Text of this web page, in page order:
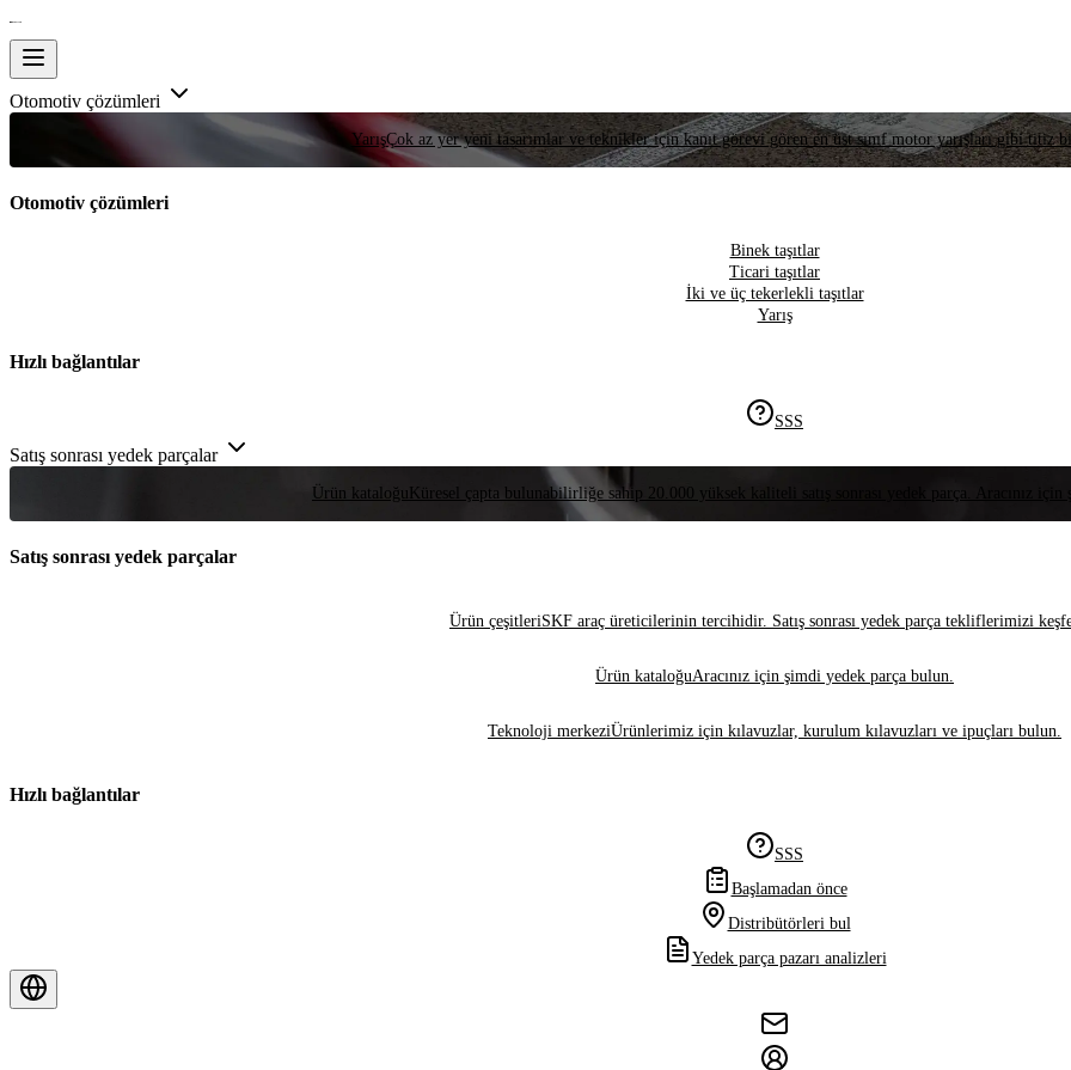
Otomotiv çözümleri
YarışÇok az yer yeni tasarımlar ve teknikler için kanıt görevi gören en üst sınıf motor yarışları gibi titiz
Otomotiv çözümleri
Binek taşıtlar
Ticari taşıtlar
İki ve üç tekerlekli taşıtlar
Yarış
Hızlı bağlantılar
SSS
Satış sonrası yedek parçalar
Ürün kataloğu Küresel çapta bulunabilirliğe sahip 20.000 yüksek kaliteli satış sonrası yedek parça. Aracınız
Satış sonrası yedek parçalar
Ürün çeşitleriSKF araç üreticilerinin tercihidir. Satış sonrası yedek parça tekliflerimizi
Ürün kataloğuAracınız için şimdi yedek parça bulun.
Teknoloji merkeziÜrünlerimiz için kılavuzlar, kurulum kılavuzları ve ipuçları bulun.
Hızlı bağlantılar
SSS
Başlamadan önce
Distribütörleri bul
Yedek parça pazarı analizleri